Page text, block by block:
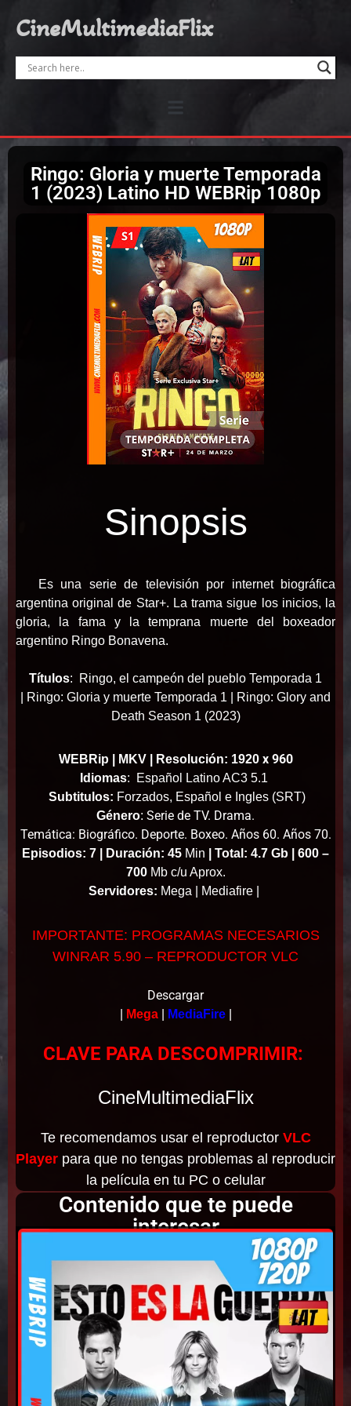
CineMultimediaFlix
Ringo: Gloria y muerte Temporada
1 (2023) Latino HD WEBRip 1080p
Sinopsis
Es una serie de televisión por internet biográfica
argentina original de Star+.​ La trama sigue los inicios, la
gloria, la fama y la temprana muerte del boxeador
argentino Ringo Bonavena.
Títulos:
Ringo, el campeón del pueblo Temporada 1
Ringo: Gloria y muerte Temporada 1 | Ringo: Glory and
Death Season 1 (2023)
WEBRip | MKV | Resolución: 1920x 960
Idiomas:
Español Latino AC3 5.1
Subtitulos: Forzados, Español e Ingles (SRT)
Género: Serie de TV. Drama.
Temática: Biográfico. Deporte. Boxeo. Años 60. Años 70.
Episodios: 7 | Duración: 45 Min
Total: 4.7 Gb | 600 –
700Mb c/u Aprox.
Servidores: Mega | Mediafire |
IMPORTANTE: PROGRAMAS NECESARIOS
WINRAR 5.90 – REPRODUCTOR VLC
Descargar
Mega| MediaFire|
CLAVE PARA DESCOMPRIMIR:
CineMultimediaFlix
Te recomendamos usar el reproductor VLC
Player para que no tengas problemas al reproducir
la película en tu PC o celular
Contenido que te puede
interesar